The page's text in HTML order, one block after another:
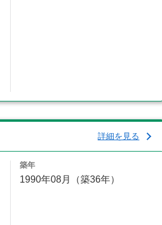
詳細を見る
築年
1990年08月（築36年）